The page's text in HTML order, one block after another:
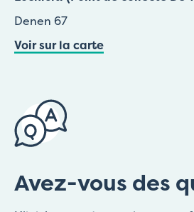
Denen 67
Voir sur la carte
Avez-vous des